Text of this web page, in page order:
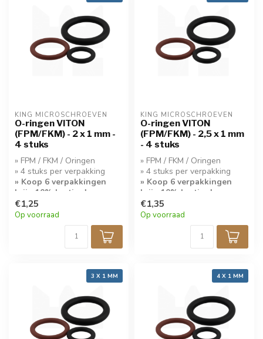
KING MICROSCHROEVEN
O-ringen VITON
(FPM/FKM) - 2 x 1 mm -
4 stuks
» FPM / FKM / Oringen
» 4 stuks per verpakking
» Koop 6 verpakkingen
krijg 10% korting!
€1,25
Op voorraad
KING MICROSCHROEVEN
O-ringen VITON
(FPM/FKM) - 2,5 x 1 mm
- 4 stuks
» FPM / FKM / Oringen
» 4 stuks per verpakking
» Koop 6 verpakkingen
krijg 10% korting!
€1,35
Op voorraad
3 X 1 MM 4 X 1 MM